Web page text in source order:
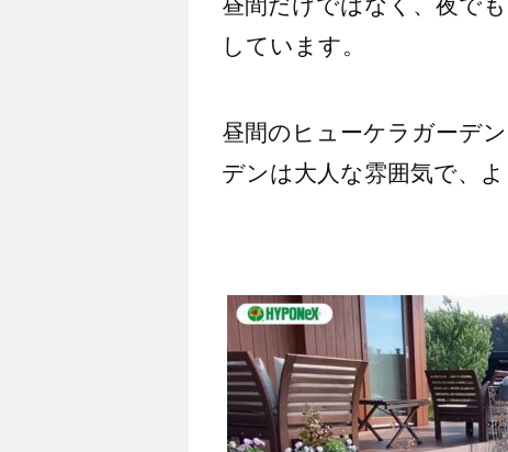
しています。
昼間のヒューケラガーデ
デンは大人な雰囲気で、よ